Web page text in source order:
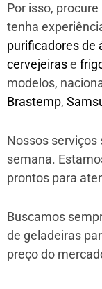
Por isso, procure
tenha
purificadores de
cervejeirase
modelos,
Brastemp,
Nossos serviços
semana.
prontos para
Buscamos
de geladeiras
preço do